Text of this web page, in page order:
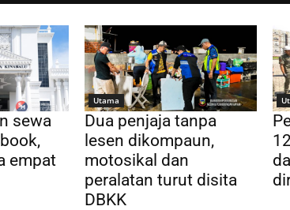
sewa
empat
Utama
Dua penjaja tanpa
lesen dikompaun,
motosikal dan
peralatan turut disita
DBKK